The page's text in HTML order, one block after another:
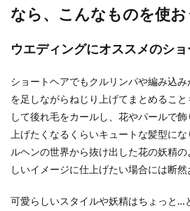
どについて知り
す。 しかし、挨拶
クラッチバッグ
時、中身は何を
クラッチバッグは、
す。 素敵な...
なら、こんなものを使お
ウエディングにオススメのシ
ショートヘアでもクルリンパや編み込
を足しながらねじり上げてまとめるこ
して後れ毛をカールし、花やパールで
上げたくなるくらいキュートな髪型にな
ルヘンの世界から抜け出した花の妖精
しいイメージに仕上げたい場合には断然
可愛らしいスタイルや妖精はちょっと…